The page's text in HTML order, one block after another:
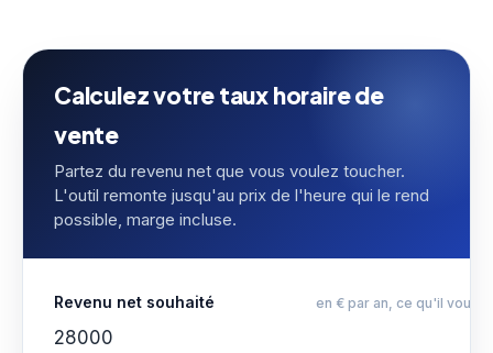
Calculez votre taux horaire de
vente
Partez du revenu net que vous voulez toucher.
L'outil remonte jusqu'au prix de l'heure qui le rend
possible, marge incluse.
Revenu net souhaité en € par an, ce qu'il vous